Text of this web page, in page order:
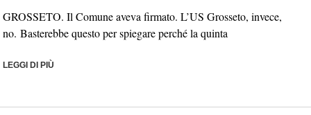
GROSSETO. Il Comune aveva firmato. L’US Grosseto, invece,
no. Basterebbe questo per spiegare perché la quinta
LEGGI DI PIÙ